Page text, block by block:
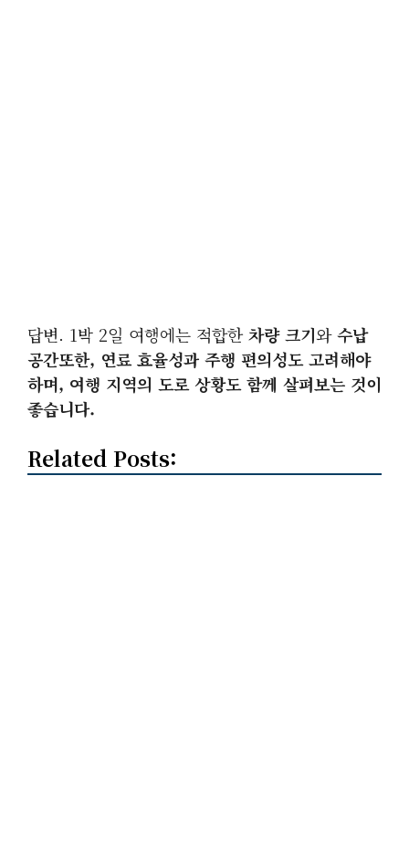
답변. 1박 2일 여행에는 적합한차량 크기와수납
공간또한, 연료 효율성과 주행 편의성도 고려해야
하며, 여행 지역의 도로 상황도 함께 살펴보는 것이
좋습니다.
Related Posts: